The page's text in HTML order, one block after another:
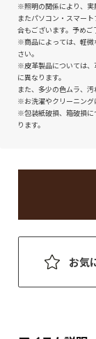
※照明の関係により、実
またパソコン・スマー
合もございます。予めご
※商品によっては、軽微
さい。
※皮革製品については、
に異なります。
また、多少の色ムラ、汚
※お洗濯やクリーニング
※包装紙破損、箱破損に
ります。
お気